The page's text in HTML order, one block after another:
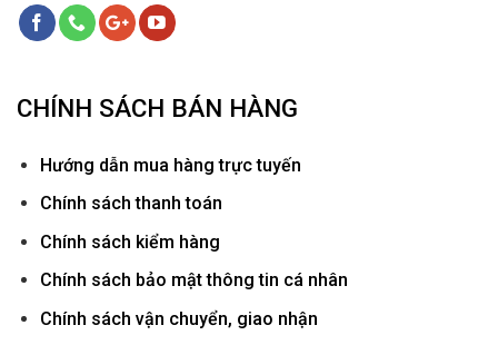
CHÍNH SÁCH BÁN HÀNG
Hướng dẫn mua hàng trực tuyến
Chính sách thanh toán
Chính sách kiểm hàng
Chính sách bảo mật thông tin cá nhân
Chính sách vận chuyển, giao nhận